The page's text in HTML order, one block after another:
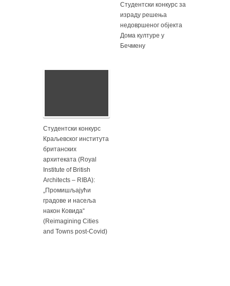
Студентски конкурс за
израду решења
недовршеног објекта
Дома културе у
Бечмену
Студентски конкурс
Краљевског института
британских
архитеката (Royal
Institute of British
Architects – RIBA):
„Промишљајући
градове и насеља
након Ковида“
(Reimagining Cities
and Towns post-Covid)